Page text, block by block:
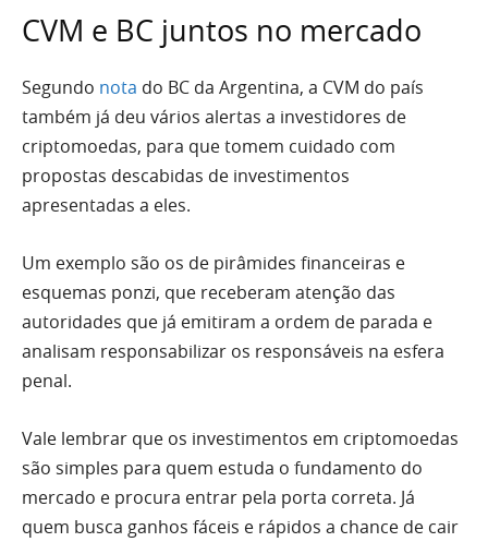
CVM e BC juntos no mercado
Segundo nota do BC da Argentina, a CVM do país
também já deu vários alertas a investidores de
criptomoedas, para que tomem cuidado com
propostas descabidas de investimentos
apresentadas a eles.
Um exemplo são os de pirâmides financeiras e
esquemas ponzi, que receberam atenção das
autoridades que já emitiram a ordem de parada e
analisam responsabilizar os responsáveis na esfera
penal.
Vale lembrar que os investimentos em criptomoedas
são simples para quem estuda o fundamento do
mercado e procura entrar pela porta correta. Já
quem busca ganhos fáceis e rápidos a chance de cair